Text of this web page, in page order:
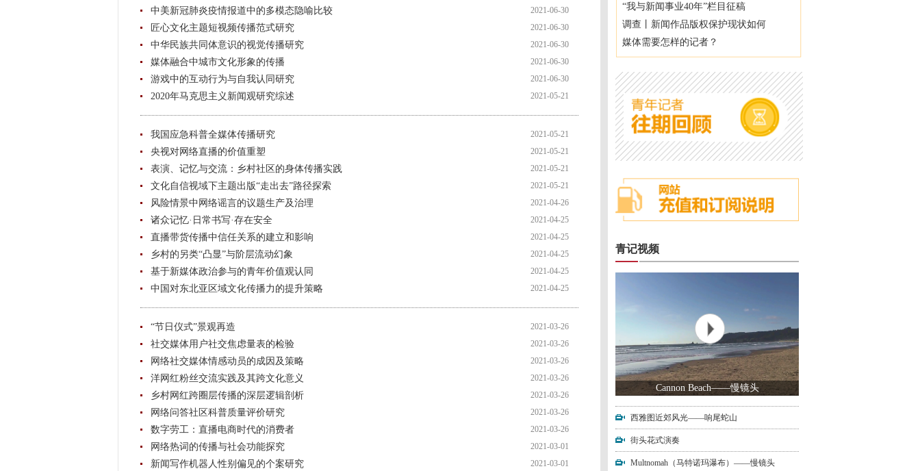
中美新冠肺炎疫情报道中的多模态隐喻比较 2021-06-30
匠心文化主题短视频传播范式研究 2021-06-30
中华民族共同体意识的视觉传播研究 2021-06-30
媒体融合中城市文化形象的传播 2021-06-30
游戏中的互动行为与自我认同研究 2021-06-30
2020年马克思主义新闻观研究综述 2021-05-21
我国应急科普全媒体传播研究 2021-05-21
央视对网络直播的价值重塑 2021-05-21
表演、记忆与交流：乡村社区的身体传播实践 2021-05-21
文化自信视域下主题出版“走出去”路径探索 2021-05-21
风险情景中网络谣言的议题生产及治理 2021-04-26
诸众记忆·日常书写·存在安全 2021-04-25
直播带货传播中信任关系的建立和影响 2021-04-25
乡村的另类“凸显”与阶层流动幻象 2021-04-25
基于新媒体政治参与的青年价值观认同 2021-04-25
中国对东北亚区域文化传播力的提升策略 2021-04-25
“节日仪式”景观再造 2021-03-26
社交媒体用户社交焦虑量表的检验 2021-03-26
网络社交媒体情感动员的成因及策略 2021-03-26
洋网红粉丝交流实践及其跨文化意义 2021-03-26
乡村网红跨圈层传播的深层逻辑剖析 2021-03-26
网络问答社区科普质量评价研究 2021-03-26
数字劳工：直播电商时代的消费者 2021-03-26
网络热词的传播与社会功能探究 2021-03-01
新闻写作机器人性别偏见的个案研究 2021-03-01
“我与新闻事业40年”栏目征稿
调查丨新闻作品版权保护现状如何
媒体需要怎样的记者？
青记视频
Cannon Beach——慢镜头
西雅图近郊风光——响尾蛇山
街头花式演奏
Multnomah（马特诺玛瀑布）——慢镜头